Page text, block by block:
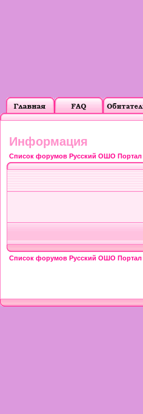
Информация
Список форумов Русский ОШО Портал
Список форумов Русский ОШО Портал